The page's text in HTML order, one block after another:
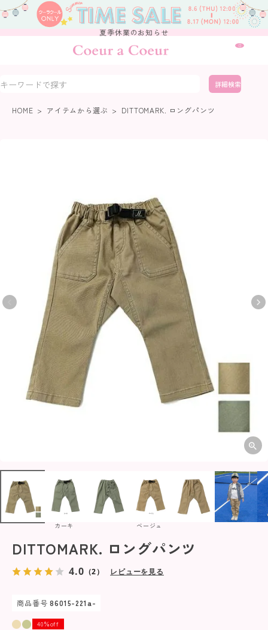
夏季休業のお知らせ
0
詳細検索
HOME アイテムから選ぶ DITTOMARK. ロングパンツ
カーキ ベージュ
DITTOMARK. ロングパンツ
4.0 （2） レビューを見る
商品番号 86015-221a-
40％off